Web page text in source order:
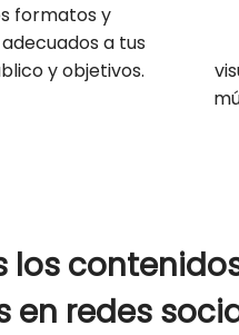
formatos y
a tus
y objetivos.
los
en redes